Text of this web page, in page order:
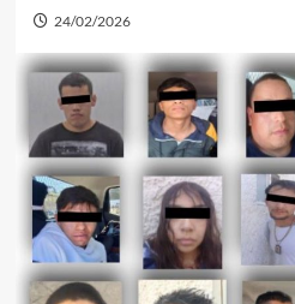
24/02/2026